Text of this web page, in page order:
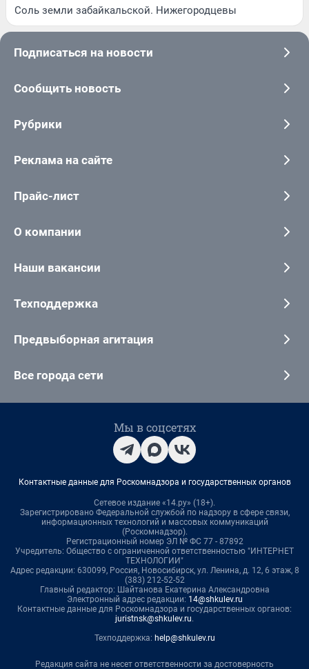
Соль земли забайкальской. Нижегородцевы
Подписаться на новости
Сообщить новость
Рубрики
Реклама на сайте
Прайс-лист
О компании
Наши вакансии
Техподдержка
Предвыборная агитация
Все города сети
Мы в соцсетях
Контактные данные для Роскомнадзора и государственных органов
Сетевое издание «14.ру» (18+).
Зарегистрировано Федеральной службой по надзору в сфере связи,
информационных технологий и массовых коммуникаций
(Роскомнадзор).
Регистрационный номер ЭЛ № ФС 77 - 87892
Учредитель: Общество с ограниченной ответственностью "ИНТЕРНЕТ
ТЕХНОЛОГИИ"
Адрес редакции: 630099, Россия, Новосибирск, ул. Ленина, д. 12, 6 этаж, 8
(383) 212-52-52
Главный редактор: Шайтанова Екатерина Александровна
Электронный адрес редакции: 14@shkulev.ru
Контактные данные для Роскомнадзора и государственных органов:
juristnsk@shkulev.ru.
Техподдержка: help@shkulev.ru
Редакция сайта не несет ответственности за достоверность